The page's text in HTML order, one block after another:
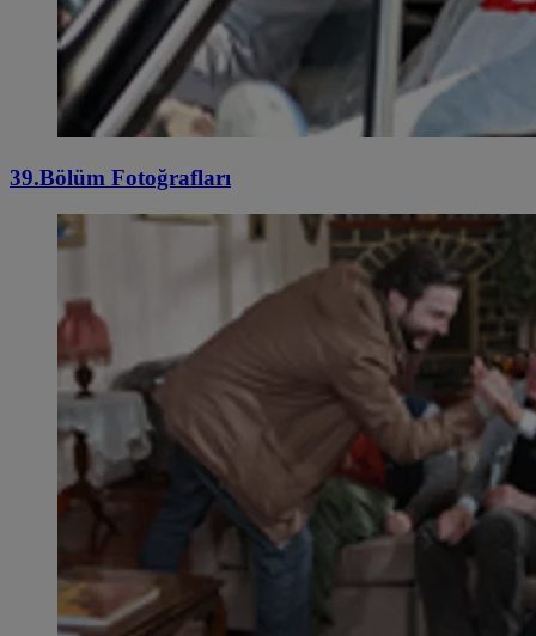
39.Bölüm Fotoğrafları